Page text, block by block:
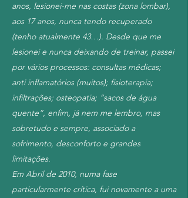
anos, lesionei-me nas costas (zona lombar),
aos 17 anos, nunca tendo recuperado
(tenho atualmente 43…). Desde que me
lesionei e nunca deixando de treinar, passei
por vários processos: consultas médicas;
anti inflamatórios (muitos); fisioterapia;
infiltrações; osteopatia; “sacos de água
quente”, enfim, já nem me lembro, mas
sobretudo e sempre, associado a
sofrimento, desconforto e grandes
limitações.
Em Abril de 2010, numa fase
particularmente crítica, fui novamente a uma